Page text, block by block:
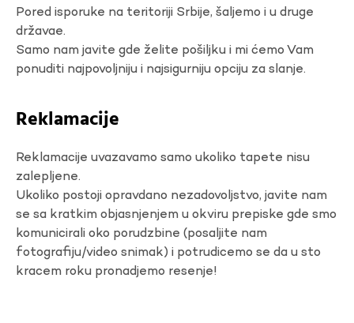
Pored isporuke na teritoriji Srbije, šaljemo i u druge
državae.
Samo nam javite gde želite pošiljku i mi ćemo Vam
ponuditi najpovoljniju i najsigurniju opciju za slanje.
Reklamacije
Reklamacije uvazavamo samo ukoliko tapete nisu
zalepljene.
Ukoliko postoji opravdano nezadovoljstvo, javite nam
se sa kratkim objasnjenjem u okviru prepiske gde smo
komunicirali oko porudzbine (posaljite nam
fotografiju/video snimak) i potrudicemo se da u sto
kracem roku pronadjemo resenje!